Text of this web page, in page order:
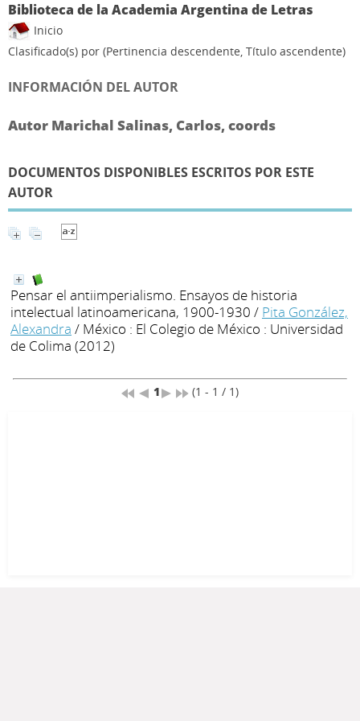
Biblioteca de la Academia Argentina de Letras
Inicio
Clasificado(s) por (Pertinencia descendente, Título ascendente)
INFORMACIÓN DEL AUTOR
Autor Marichal Salinas, Carlos, coords
DOCUMENTOS DISPONIBLES ESCRITOS POR ESTE
AUTOR
Pensar el antiimperialismo. Ensayos de historia
intelectual latinoamericana, 1900-1930 / Pita González,
Alexandra / México : El Colegio de México : Universidad
de Colima (2012)
1 (1 - 1 / 1)